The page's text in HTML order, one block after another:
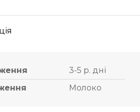
3-5 р. дні
Молоко